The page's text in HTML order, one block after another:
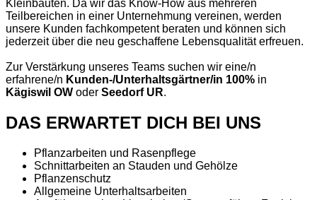
Kleinbauten. Da wir das Know-How aus mehreren
Teilbereichen in einer Unternehmung vereinen, werden
unsere Kunden fachkompetent beraten und können sich
jederzeit über die neu geschaffene Lebensqualität erfreuen.
Zur Verstärkung unseres Teams suchen wir eine/n
erfahrene/n Kunden-/Unterhaltsgärtner/in 100% in
Kägiswil OW oder Seedorf UR.
DAS ERWARTET DICH BEI UNS
Pflanzarbeiten und Rasenpflege
Schnittarbeiten an Stauden und Gehölze
Pflanzenschutz
Allgemeine Unterhaltsarbeiten